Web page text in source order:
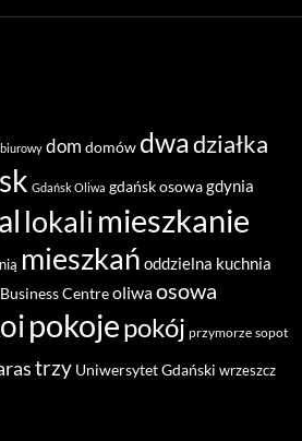
biurowy dom domów dwadziałka
Gdańsk Oliwa gdańsk osowagdynia
lokalimieszkanie
mieszkań oddzielna kuchnia
Centreoliwaosowa
pokojepokój przymorze sopot
trzy Uniwersytet Gdański wrzeszcz